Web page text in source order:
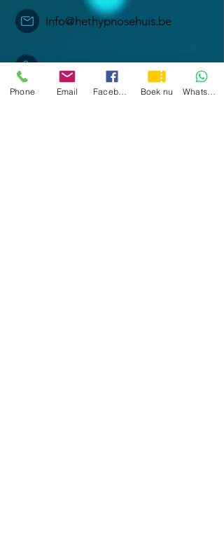
Info@hethypnosehuis.be
+32(0) 489326875
Phone Email Boek nu